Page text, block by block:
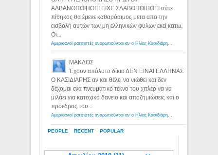
PEOPLE RECENT POPULAR
ΑΛΒΑΝΟΠΟΙΗΘΕΙ ΕΙΧΕ ΣΛΑΒΟΠΟΙΗΘΕΙ ούτε
πίθηκος θα έμενε καθαρόαιμος μετα απο την
εισβολή αυτών των μη ελληνικών φυλων εκεί κατω.
Οι...
Αμερικανοί ρατσιστές αναρωτιούνται αν ο Ηλίας Κασιδιάρης ανήκει στη λευκή φυλή... - Λόγιος Ερμής
ΜΑΚΔΟΣ
Έχουν απόλυτο δίκιο ΔΕΝ ΕΙΝΑΙ ΕΛΛΗΝΑΣ
Ο ΚΑΣΙΔΙΑΡΗΣ αν και θέλει να νιώθει και δεν
δέχομαι ενα πνευματικό τέκνο του χιτλερ να να
μιλάει για κατοχικό δανειο και αποζημιώσεις και ο
πρόεδρος του...
Αμερικανοί ρατσιστές αναρωτιούνται αν ο Ηλίας Κασιδιάρης ανήκει στη λευκή φυλή... - Λόγιος Ερμής